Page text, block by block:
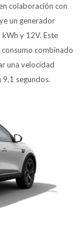
colaboración con
un generador
y 12V. Este
combinado
una velocidad
segundos.